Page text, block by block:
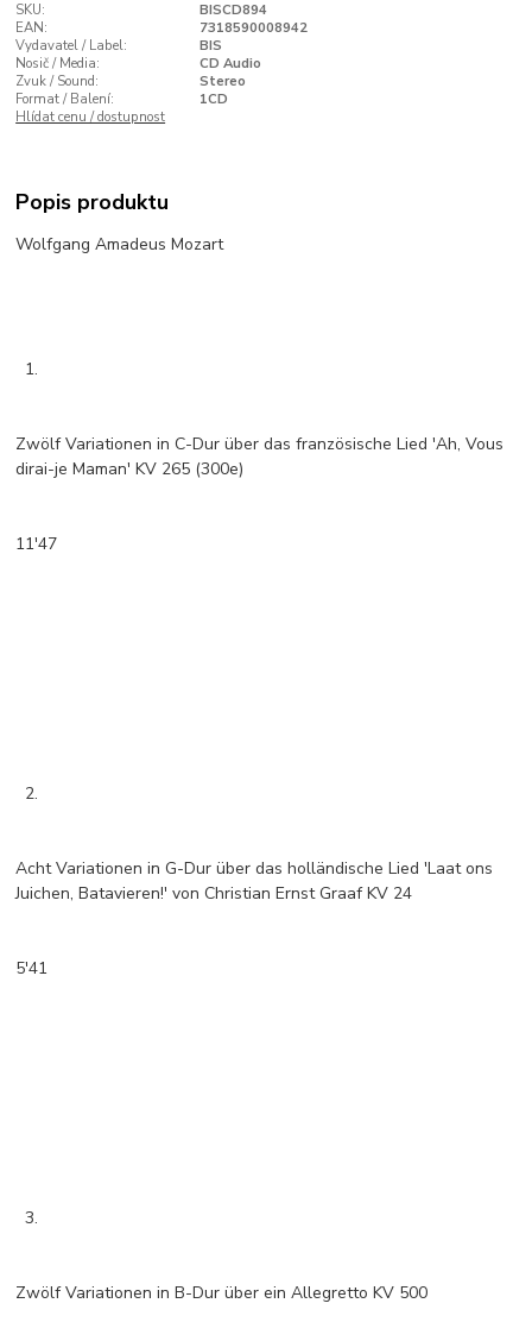
SKU:
BISCD894
EAN:
7318590008942
Vydavatel / Label:
BIS
Nosič / Media:
CD Audio
Zvuk / Sound:
Stereo
Format / Balení:
1CD
Hlídat cenu / dostupnost
Popis produktu
Wolfgang Amadeus Mozart
1.
Zwölf Variationen in C-Dur über das französische Lied 'Ah, Vous
dirai-je Maman' KV 265 (300e)
11'47
2.
Acht Variationen in G-Dur über das holländische Lied 'Laat ons
Juichen, Batavieren!' von Christian Ernst Graaf KV 24
5'41
3.
Zwölf Variationen in B-Dur über ein Allegretto KV 500